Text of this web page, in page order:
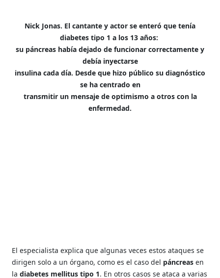
Nick Jonas. El cantante y actor se enteró que tenía
diabetes tipo 1 a los 13 años:
su páncreas había dejado de funcionar correctamente y
debía inyectarse
insulina cada día. Desde que hizo público su diagnóstico
se ha centrado en
transmitir un mensaje de optimismo a otros con la
enfermedad.
El especialista explica que algunas veces estos ataques se
dirigen solo a un órgano, como es el caso del páncreas en
ladiabetes mellitus tipo 1. En otros casos se ataca a varias